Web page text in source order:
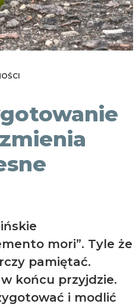
mori”. Tyle że
pamiętać.
końcu przyjdzie.
i modlić